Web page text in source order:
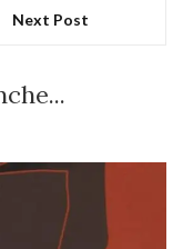
Next Post